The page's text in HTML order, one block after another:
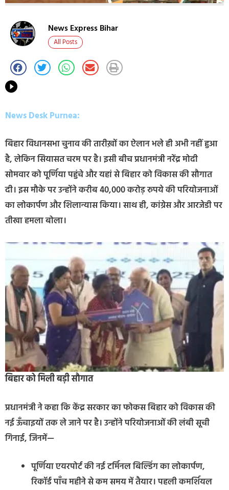
News Express Bihar
All Posts
News Desk Purnea:
बिहार विधानसभा चुनाव की तारीख़ों का ऐलान भले ही अभी नहीं हुआ
है, लेकिन सियासत चरम पर है। इसी बीच प्रधानमंत्री नरेंद्र मोदी
सोमवार को पूर्णिया पहुंचे और यहां से बिहार को विकास की सौगात
दी। इस मौके पर उन्होंने करीब 40,000 करोड़ रुपये की परियोजनाओं
का लोकार्पण और शिलान्यास किया। साथ ही, कांग्रेस और आरजेडी पर
तीखा हमला बोला।
बिहार को मिली बड़ी सौगात
प्रधानमंत्री ने कहा कि केंद्र सरकार का फोकस बिहार को विकास की
नई ऊँचाइयों तक ले जाने पर है। उन्होंने परियोजनाओं की लंबी सूची
गिनाई, जिनमें—
पूर्णिया एयरपोर्ट की नई टर्मिनल बिल्डिंग का लोकार्पण,
रिकॉर्ड पाँच महीने से कम समय में तैयार। पहली कमर्शियल